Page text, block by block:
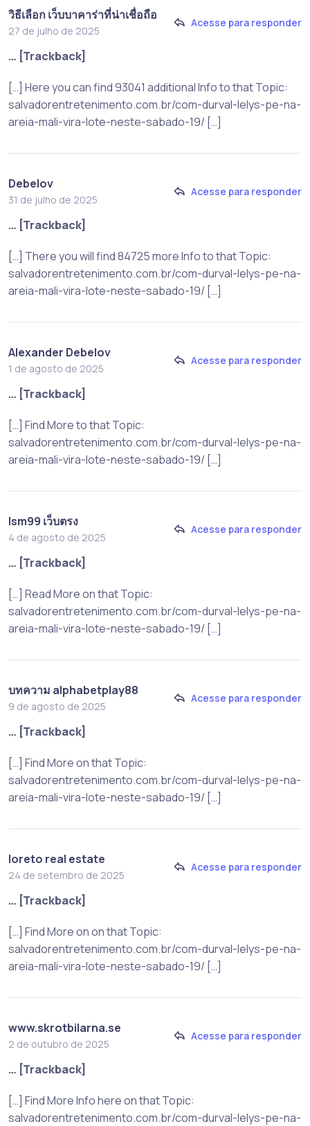
วิธีเลือก เว็บบาคาร่าที่น่าเชื่อถือ
27 de julho de 2025
Acesse para responder
… [Trackback]
[…] Here you can find 93041 additional Info to that Topic:
salvadorentretenimento.com.br/com-durval-lelys-pe-na-
areia-mali-vira-lote-neste-sabado-19/ […]
Debelov
31 de julho de 2025
Acesse para responder
… [Trackback]
[…] There you will find 84725 more Info to that Topic:
salvadorentretenimento.com.br/com-durval-lelys-pe-na-
areia-mali-vira-lote-neste-sabado-19/ […]
Alexander Debelov
1 de agosto de 2025
Acesse para responder
… [Trackback]
[…] Find More to that Topic:
salvadorentretenimento.com.br/com-durval-lelys-pe-na-
areia-mali-vira-lote-neste-sabado-19/ […]
lsm99 เว็บตรง
4 de agosto de 2025
Acesse para responder
… [Trackback]
[…] Read More on that Topic:
salvadorentretenimento.com.br/com-durval-lelys-pe-na-
areia-mali-vira-lote-neste-sabado-19/ […]
บทความ alphabetplay88
9 de agosto de 2025
Acesse para responder
… [Trackback]
[…] Find More on that Topic:
salvadorentretenimento.com.br/com-durval-lelys-pe-na-
areia-mali-vira-lote-neste-sabado-19/ […]
loreto real estate
24 de setembro de 2025
Acesse para responder
… [Trackback]
[…] Find More on on that Topic:
salvadorentretenimento.com.br/com-durval-lelys-pe-na-
areia-mali-vira-lote-neste-sabado-19/ […]
www.skrotbilarna.se
2 de outubro de 2025
Acesse para responder
… [Trackback]
[…] Find More Info here on that Topic:
salvadorentretenimento.com.br/com-durval-lelys-pe-na-